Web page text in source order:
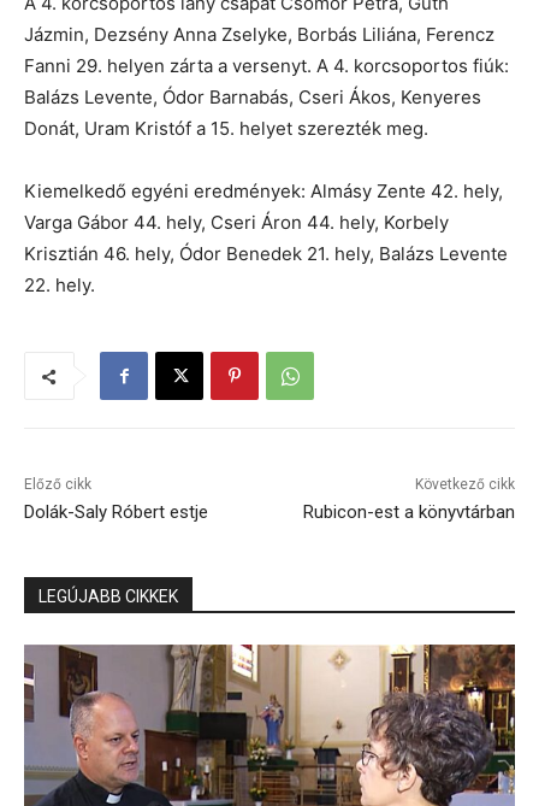
Jázmin, Dezsény Anna Zselyke, Borbás Liliána, Ferencz
Fanni 29. helyen zárta a versenyt. A 4. korcsoportos fiúk:
Balázs Levente, Ódor Barnabás, Cseri Ákos, Kenyeres
Donát, Uram Kristóf a 15. helyet szerezték meg.
Kiemelkedő egyéni eredmények: Almásy Zente 42. hely,
Varga Gábor 44. hely, Cseri Áron 44. hely, Korbely
Krisztián 46. hely, Ódor Benedek 21. hely, Balázs Levente
22. hely.
Előző cikk
Dolák-Saly Róbert estje
Következő cikk
Rubicon-est a könyvtárban
LEGÚJABB CIKKEK